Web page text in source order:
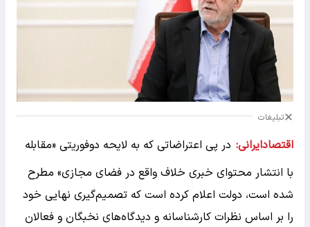
تبلیغات
اقتصادایرانی: در پی اعتراضاتی که به لایحه دو‌فوریتی «مقابله
با انتشار محتوای خبری خلاف واقع در فضای مجازی» مطرح
شده است، دولت اعلام کرده است که تصمیم‌گیری نهایی خود
را بر اساس نظرات کارشناسانه و دیدگاه‌های نخبگان و فعالان